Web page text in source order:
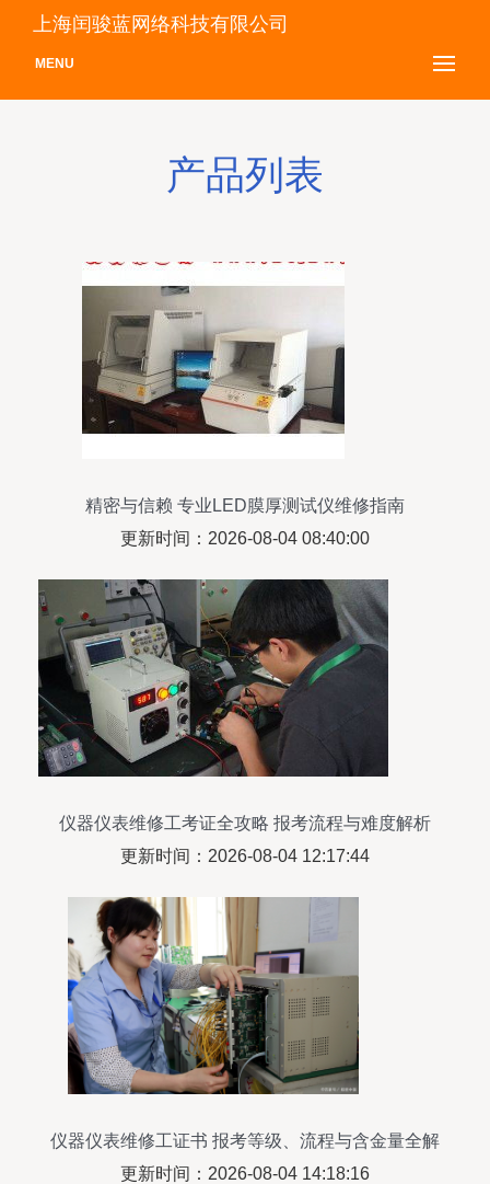
上海闰骏蓝网络科技有限公司
MENU
产品列表
精密与信赖 专业LED膜厚测试仪维修指南
更新时间：2026-08-04 08:40:00
仪器仪表维修工考证全攻略 报考流程与难度解析
更新时间：2026-08-04 12:17:44
仪器仪表维修工证书 报考等级、流程与含金量全解
析
更新时间：2026-08-04 14:18:16